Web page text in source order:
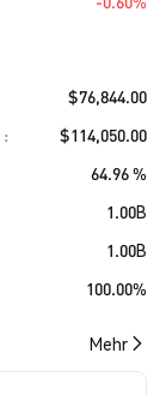
$76,844.00
$114,050.00
64.96 %
1.00B
1.00B
100.00%
Mehr